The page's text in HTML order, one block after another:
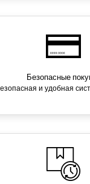
Безопасные
и удобная